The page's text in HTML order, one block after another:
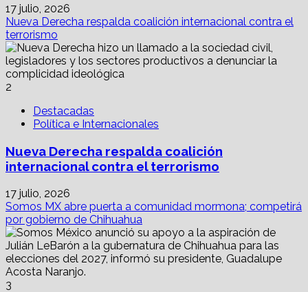
17 julio, 2026
Nueva Derecha respalda coalición internacional contra el
terrorismo
2
Destacadas
Política e Internacionales
Nueva Derecha respalda coalición
internacional contra el terrorismo
17 julio, 2026
Somos MX abre puerta a comunidad mormona; competirá
por gobierno de Chihuahua
3